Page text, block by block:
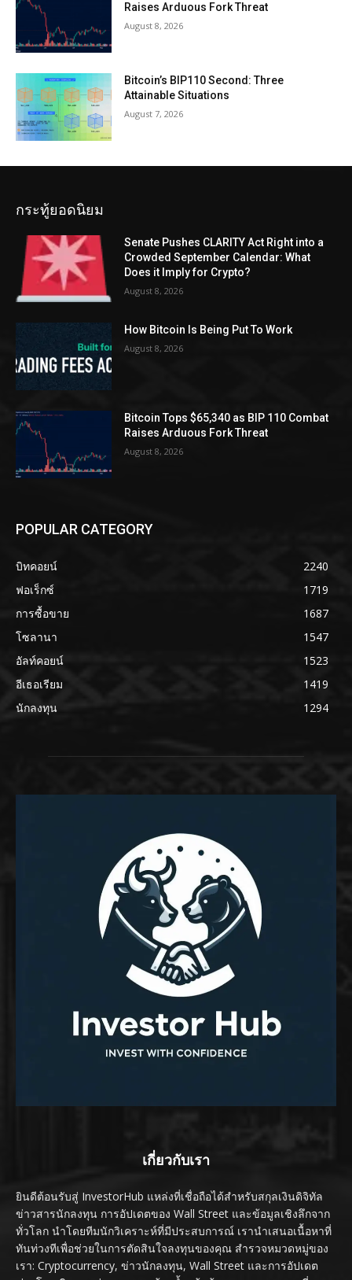
Raises Arduous Fork Threat
August 8, 2026
Bitcoin’s BIP110 Second: Three
Attainable Situations
August 7, 2026
กระทู้ยอดนิยม
Senate Pushes CLARITY Act Right into a
Crowded September Calendar: What
Does it Imply for Crypto?
August 8, 2026
How Bitcoin Is Being Put To Work
August 8, 2026
Bitcoin Tops $65,340 as BIP 110 Combat
Raises Arduous Fork Threat
August 8, 2026
POPULAR CATEGORY
บิทคอยน์
2240
ฟอเร็กซ์
1719
การซื้อขาย
1687
โซลานา
1547
อัลท์คอยน์
1523
อีเธอเรียม
1419
นักลงทุน
1294
เกี่ยวกับเรา
ยินดีต้อนรับสู่ InvestorHub แหล่งที่เชื่อถือได้สำหรับสกุลเงินดิจิทัล
ข่าวสารนักลงทุน การอัปเดตของ Wall Street และข้อมูลเชิงลึกจาก
ทั่วโลก นำโดยทีมนักวิเคราะห์ที่มีประสบการณ์ เรานำเสนอเนื้อหาที่
ทันท่วงทีเพื่อช่วยในการตัดสินใจลงทุนของคุณ สำรวจหมวดหมู่ของ
เรา: Cryptocurrency, ข่าวนักลงทุน, Wall Street และการอัปเดต